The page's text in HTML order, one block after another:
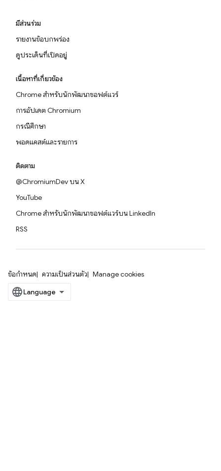
มีส่วนร่วม
รายงานข้อบกพร่อง
ดูประเด็นที่เปิดอยู่
เนื้อหาที่เกี่ยวข้อง
Chrome สำหรับนักพัฒนาซอฟต์แวร์
การอัปเดต Chromium
กรณีศึกษา
พอดแคสต์และรายการ
ติดตาม
@ChromiumDev บน X
YouTube
Chrome สำหรับนักพัฒนาซอฟต์แวร์บน LinkedIn
RSS
ข้อกำหนด ความเป็นส่วนตัว Manage cookies